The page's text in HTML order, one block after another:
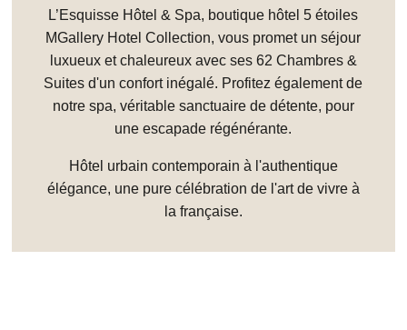
L’Esquisse Hôtel & Spa, boutique hôtel 5 étoiles
MGallery Hotel Collection, vous promet un séjour
luxueux et chaleureux avec ses 62 Chambres &
Suites d'un confort inégalé. Profitez également de
notre spa, véritable sanctuaire de détente, pour
une escapade régénérante.
Hôtel urbain contemporain à l'authentique
élégance, une pure célébration de l'art de vivre à
la française.